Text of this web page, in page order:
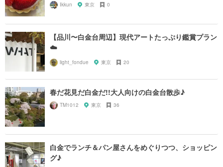
Ikkun 東京 0
【品川〜白金台周辺】現代アートたっぷり鑑賞プラン
☁️
light_fondue 東京 20
春だ花見だ白金だ!!大人向けの白金台散歩♪
TM1012 東京 36
白金でランチ＆パン屋さんをめぐりつつ、ショッピン
グ♪